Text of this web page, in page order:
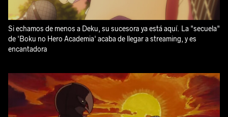
Si echamos de menos a Deku, su sucesora ya está aquí. La "secuela"
de 'Boku no Hero Academia' acaba de llegar a streaming, y es
encantadora